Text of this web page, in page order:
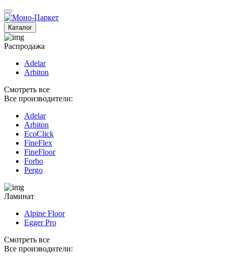
Каталог
Распродажа
Adelar
Arbiton
Смотреть все
Все производители:
Adelar
Arbiton
EcoClick
FineFlex
FineFloor
Fоrbo
Pergo
Ламинат
Alpine Floor
Egger Pro
Смотреть все
Все производители: